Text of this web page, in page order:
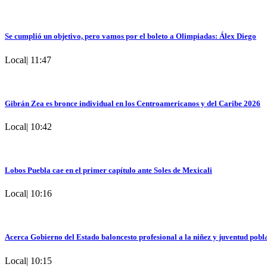
Se cumplió un objetivo, pero vamos por el boleto a Olimpiadas: Álex Diego
Local| 11:47
Gibrán Zea es bronce individual en los Centroamericanos y del Caribe 2026
Local| 10:42
Lobos Puebla cae en el primer capítulo ante Soles de Mexicali
Local| 10:16
Acerca Gobierno del Estado baloncesto profesional a la niñez y juventud
Local| 10:15